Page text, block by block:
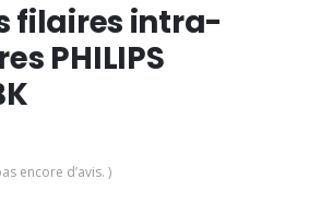
filaires intra-
PHILIPS
encore d’avis. )